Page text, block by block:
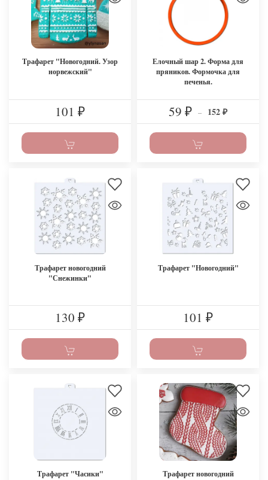
Трафарет "Новогодний. Узор
норвежский"
101 ₽
Елочный шар 2. Форма для
пряников. Формочка для
печенья.
59 ₽ – 152 ₽
Трафарет новогодний
"Снежинки"
130 ₽
Трафарет "Новогодний"
101 ₽
Трафарет "Часики"
Трафарет новогодний